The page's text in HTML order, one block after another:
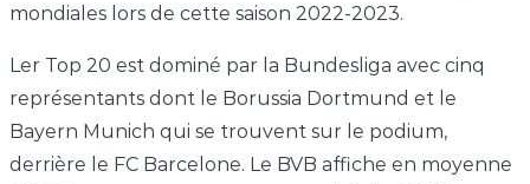
mondiales lors de cette saison 2022-2023.
Ler Top 20 est dominé par la Bundesliga avec cinq
représentants dont le Borussia Dortmund et le
Bayern Munich qui se trouvent sur le podium,
derrière le FC Barcelone. Le BVB affiche en moyenne